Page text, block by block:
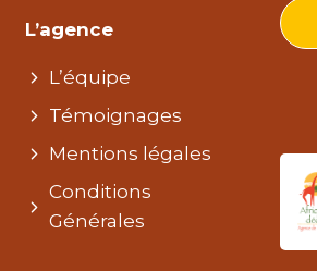
L’agence
L’équipe
Témoignages
Mentions légales
Conditions
Générales